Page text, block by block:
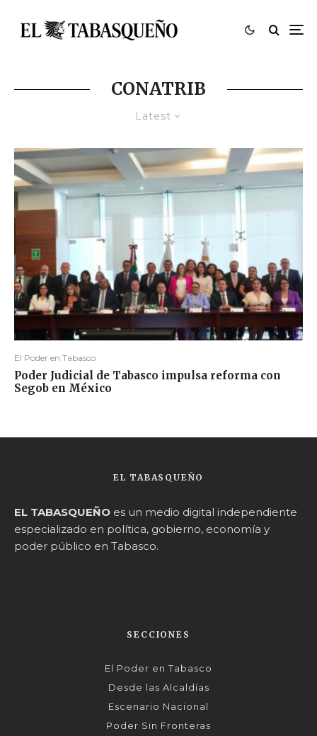
CONATRIB
Latest
El Poder en Tabasco
Poder Judicial de Tabasco impulsa reforma con
Segob en México
EL TABASQUEÑO
EL TABASQUEÑO es un medio digital independiente
especializado en política, gobierno, economía y
poder público en Tabasco.
SECCIONES
El Poder en Tabasco
Desde las Alcaldías
Escenario Nacional
Poder Sin Fronteras